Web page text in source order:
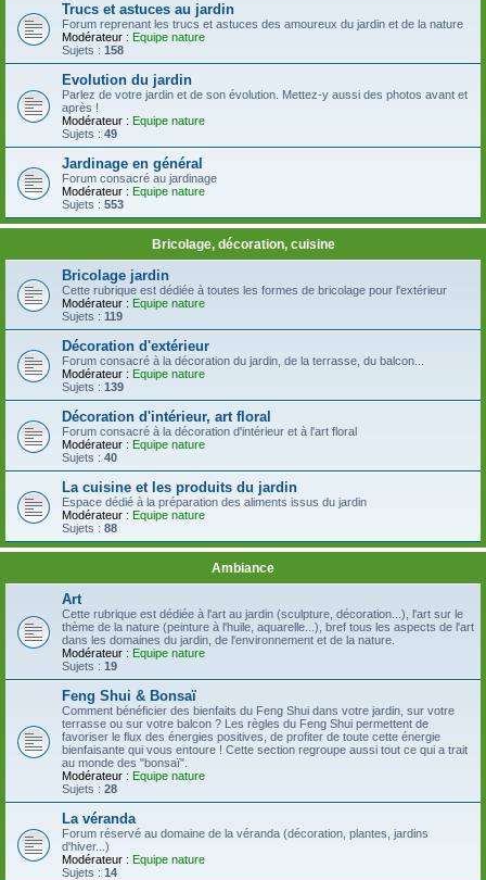
Trucs et astuces au jardin
Forum reprenant les trucs et astuces des amoureux du jardin et de la nature
Modérateur : Equipe nature
Sujets : 158
Evolution du jardin
Parlez de votre jardin et de son évolution. Mettez-y aussi des photos avant et
après !
Modérateur : Equipe nature
Sujets : 49
Jardinage en général
Forum consacré au jardinage
Modérateur : Equipe nature
Sujets : 553
Bricolage, décoration, cuisine
Bricolage jardin
Cette rubrique est dédiée à toutes les formes de bricolage pour l'extérieur
Modérateur : Equipe nature
Sujets : 119
Décoration d'extérieur
Forum consacré à la décoration du jardin, de la terrasse, du balcon...
Modérateur : Equipe nature
Sujets : 139
Décoration d'intérieur, art floral
Forum consacré à la décoration d'intérieur et à l'art floral
Modérateur : Equipe nature
Sujets : 40
La cuisine et les produits du jardin
Espace dédié à la préparation des aliments issus du jardin
Modérateur : Equipe nature
Sujets : 88
Ambiance
Art
Cette rubrique est dédiée à l'art au jardin (sculpture, décoration...), l'art sur le
thème de la nature (peinture à l'huile, aquarelle...), bref tous les aspects de l'art
dans les domaines du jardin, de l'environnement et de la nature.
Modérateur : Equipe nature
Sujets : 19
Feng Shui & Bonsaï
Comment bénéficier des bienfaits du Feng Shui dans votre jardin, sur votre
terrasse ou sur votre balcon ? Les règles du Feng Shui permettent de
favoriser le flux des énergies positives, de profiter de toute cette énergie
bienfaisante qui vous entoure ! Cette section regroupe aussi tout ce qui a trait
au monde des "bonsaï".
Modérateur : Equipe nature
Sujets : 28
La véranda
Forum réservé au domaine de la véranda (décoration, plantes, jardins
d'hiver...)
Modérateur : Equipe nature
Sujets : 14